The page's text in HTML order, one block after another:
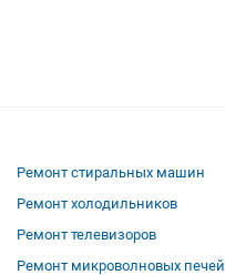
Ремонт стиральных машин
Ремонт холодильников
Ремонт телевизоров
Ремонт микроволновых печей